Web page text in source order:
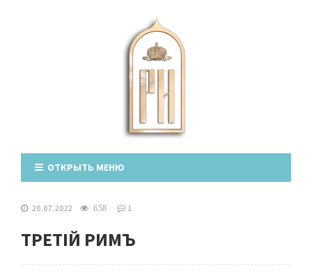
ОТКРЫТЬ МЕНЮ
20.07.2022 658 1
ТРЕТІЙ РИМЪ